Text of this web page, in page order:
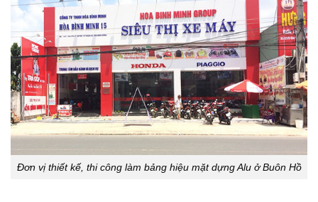
Đơn vị thiết kế, thi công làm bảng hiệu mặt dựng Alu ở Buôn Hồ